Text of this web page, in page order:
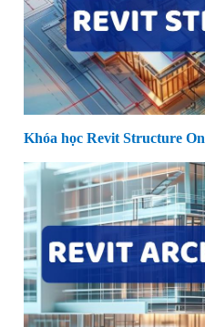
Khóa học Revit Structure